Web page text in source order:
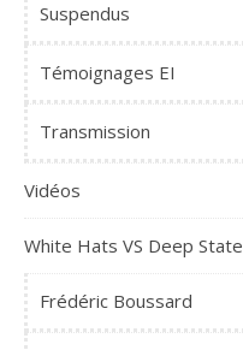
Suspendus
Témoignages EI
Transmission
Vidéos
White Hats VS Deep State
Frédéric Boussard